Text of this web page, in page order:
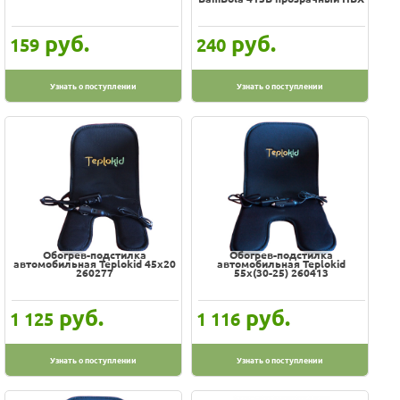
SAFETY 1ST
Safety 1-st
АВТОМАЛЫШ
Ирбис
Смешарики
159 руб.
Узнать о поступлении
240 руб.
Узнать о поступлении
Обогрев-подстилка
автомобильная Teplokid 45х20
260277
1 125 руб.
Узнать о поступлении
Обогрев-подстилка
автомобильная Teplokid
55х(30-25) 260413
1 116 руб.
Узнать о поступлении